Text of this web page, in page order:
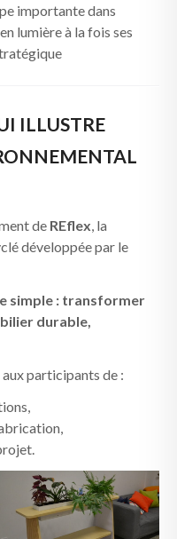
importante dans
lumière à la fois ses
ILLUSTRE
de REflex, la
développée par le
simple : transformer
durable,
participants de :